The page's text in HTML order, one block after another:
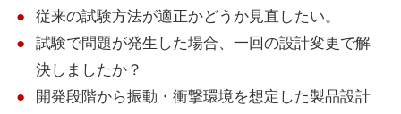
従来の試験方法が適正かどうか見直したい。
試験で問題が発生した場合、一回の設計変更で解
決しましたか？
開発段階から振動・衝撃環境を想定した製品設計